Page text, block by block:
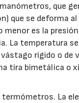
que
que se deforma
es la
La temperatura
rígido o de
tira bimetálica o
La